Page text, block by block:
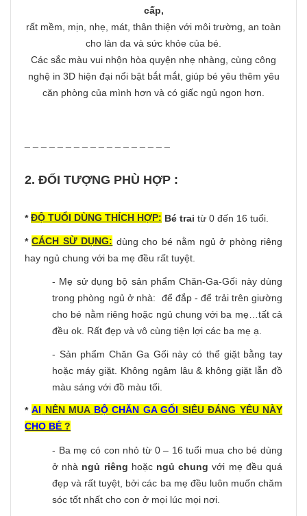
cấp,
rất mềm, mịn, nhẹ, mát, thân thiện với môi trường, an toàn
cho làn da và sức khỏe của bé.
Các sắc màu vui nhộn hòa quyện nhẹ nhàng, cùng công
nghệ in 3D hiện đại nổi bật bắt mắt, giúp bé yêu thêm yêu
căn phòng của mình hơn và có giấc ngủ ngon hơn.
2. ĐỐI TƯỢNG PHÙ HỢP :
*ĐỘ TUỔI DÙNG THÍCH HỢP: Bé trai từ 0 đến 16 tuổi.
*CÁCH SỪ DỤNG: dùng cho bé nằm ngủ ở phòng riêng
hay ngủ chung với ba mẹ đều rất tuyệt.
- Mẹ sử dụng bộ sản phẩm Chăn-Ga-Gối này dùng
trong phòng ngủ ở nhà: để đắp - để trải trên giường
cho bé nằm riêng hoặc ngủ chung với ba mẹ…tất cả
đều ok. Rất đẹp và vô cùng tiện lợi các ba mẹ ạ.
- Sản phẩm Chăn Ga Gối này có thể giặt bằng tay
hoặc máy giặt. Không ngâm lâu & không giặt lẫn đồ
màu sáng với đồ màu tối.
*AI NÊN MUA BỘ CHĂN GA GỐI SIÊU ĐÁNG YÊU NÀY
CHO BÉ ?
- Ba mẹ có con nhỏ từ 0 – 16 tuổi mua cho bé dùng
ở nhà ngủ riêng hoặc ngủ chung với mẹ đều quá
đẹp và rất tuyệt, bởi các ba mẹ đều luôn muốn chăm
sóc tốt nhất cho con ở mọi lúc mọi nơi.